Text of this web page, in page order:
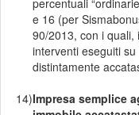
percentuali
e 16 (per
90/2013, con i quali,
interventi eseguiti
distintamente
14)Impresa semplice